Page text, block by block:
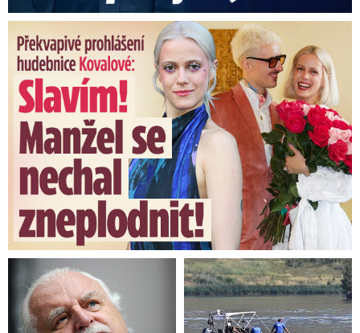
Překvapivé prohlášení hudebnice Kovalové: Slavím! Manžel se ...